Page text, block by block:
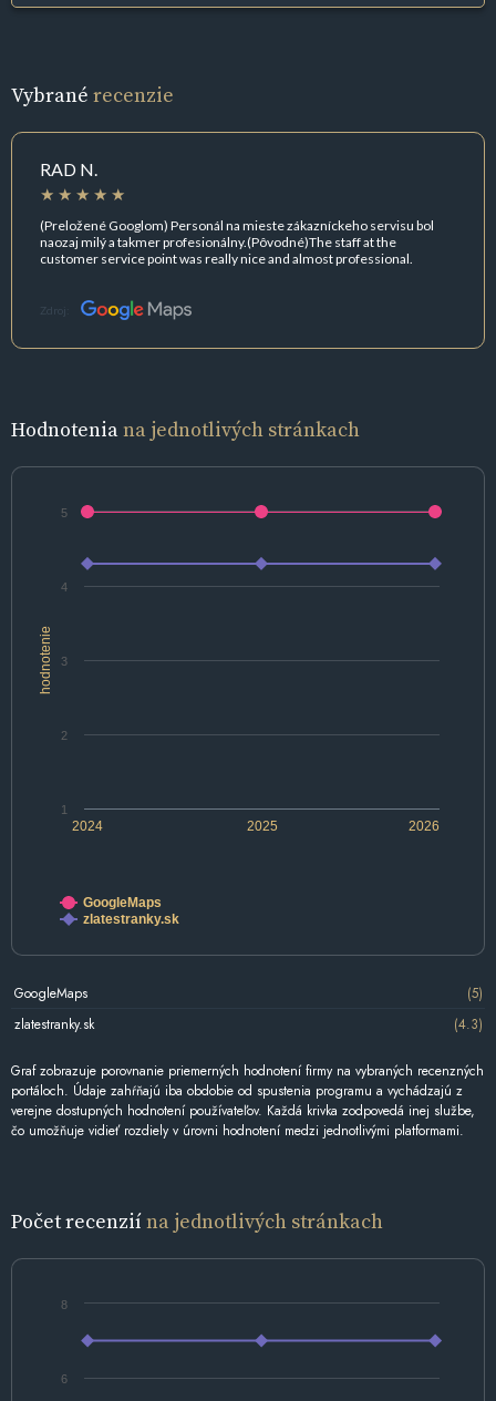
Vybrané recenzie
RAD N.
(Preložené Googlom) Personál na mieste zákazníckeho servisu bol
naozaj milý a takmer profesionálny.(Pôvodné)The staff at the
customer service point was really nice and almost professional.
Zdroj:
Hodnoteniana jednotlivých stránkach
hodnotenie
2024 2025 2026
1
2
3
4
5
GoogleMaps
zlatestranky.sk
GoogleMaps
(5)
zlatestranky.sk
(4.3)
Graf zobrazuje porovnanie priemerných hodnotení firmy na vybraných recenzných
portáloch. Údaje zahŕňajú iba obdobie od spustenia programu a vychádzajú z
verejne dostupných hodnotení používateľov. Každá krivka zodpovedá inej službe,
čo umožňuje vidieť rozdiely v úrovni hodnotení medzi jednotlivými platformami.
Počet recenziína jednotlivých stránkach
6
8